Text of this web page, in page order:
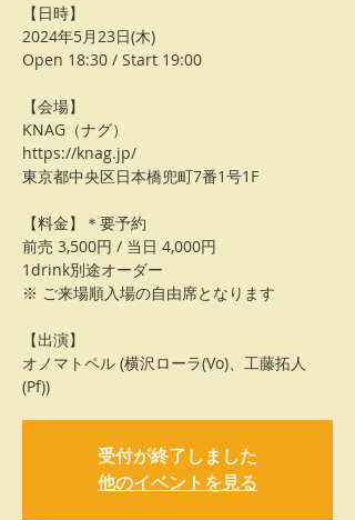
【日時】
2024年5月23日(木)
Open 18:30 / Start 19:00
【会場】
KNAG（ナグ）
https://knag.jp/
東京都中央区日本橋兜町7番1号1F
【料金】＊要予約
前売 3,500円 / 当日 4,000円
1drink別途オーダー
※ ご来場順入場の自由席となります
【出演】
オノマトペル (横沢ローラ(Vo)、工藤拓人
(Pf))
受付が終了しました
他のイベントを見る